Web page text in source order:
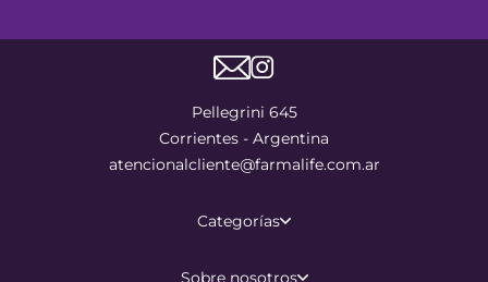
Pellegrini 645
Corrientes - Argentina
atencionalcliente@farmalife.com.ar
Categorías
Sobre nosotros